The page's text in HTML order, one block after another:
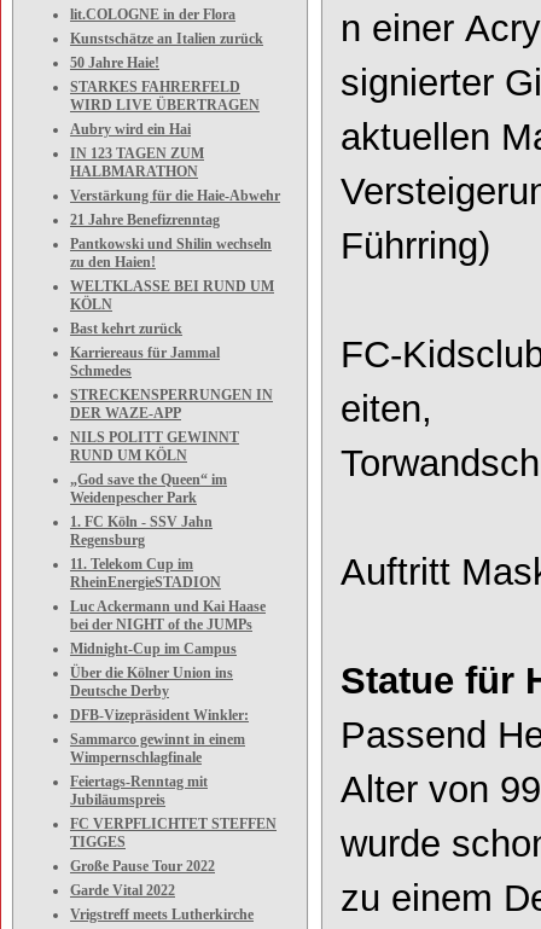
lit.COLOGNE in der Flora
Kunstschätze an Italien zurück
50 Jahre Haie!
STARKES FAHRERFELD
WIRD LIVE ÜBERTRAGEN
Aubry wird ein Hai
IN 123 TAGEN ZUM
HALBMARATHON
Verstärkung für die Haie-Abwehr
21 Jahre Benefizrenntag
Pantkowski und Shilin wechseln
zu den Haien!
WELTKLASSE BEI RUND UM
KÖLN
Bast kehrt zurück
Karriereaus für Jammal
Schmedes
STRECKENSPERRUNGEN IN
DER WAZE-APP
NILS POLITT GEWINNT
RUND UM KÖLN
„God save the Queen“ im
Weidenpescher Park
1. FC Köln - SSV Jahn
Regensburg
11. Telekom Cup im
RheinEnergieSTADION
Luc Ackermann und Kai Haase
bei der NIGHT of the JUMPs
Midnight-Cup im Campus
Über die Kölner Union ins
Deutsche Derby
DFB-Vizepräsident Winkler:
Sammarco gewinnt in einem
Wimpernschlagfinale
Feiertags-Renntag mit
Jubiläumspreis
FC VERPFLICHTET STEFFEN
TIGGES
Große Pause Tour 2022
Garde Vital 2022
Vrigstreff meets Lutherkirche
n einer
signierter
aktuellen
Führring)
FC-
eiten,
Auftritt
Statue für
Passend
Alter von
wurde
zu einem